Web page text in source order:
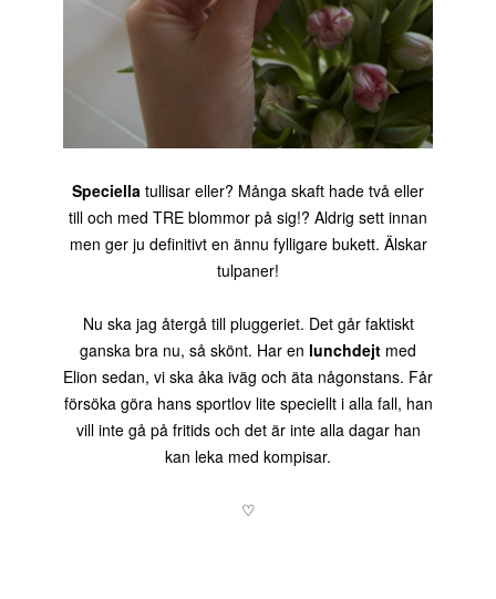
Speciella tullisar eller? Många skaft hade två eller
till och med TRE blommor på sig!? Aldrig sett innan
men ger ju definitivt en ännu fylligare bukett. Älskar
tulpaner!
Nu ska jag återgå till pluggeriet. Det går faktiskt
ganska bra nu, så skönt. Har en lunchdejt med
Elion sedan, vi ska åka iväg och äta någonstans. Får
försöka göra hans sportlov lite speciellt i alla fall, han
vill inte gå på fritids och det är inte alla dagar han
kan leka med kompisar.
♡